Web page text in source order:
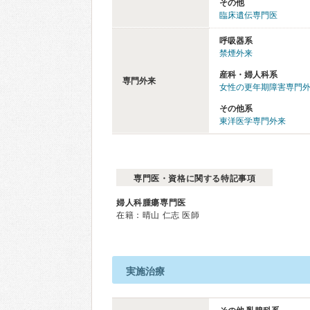
その他
臨床遺伝専門医
専門外来
呼吸器系
禁煙外来
産科・婦人科系
女性の更年期障害専門
その他系
東洋医学専門外来
専門医・資格に関する特記事項
婦人科腫瘍専門医
在籍：晴山 仁志 医師
実施治療